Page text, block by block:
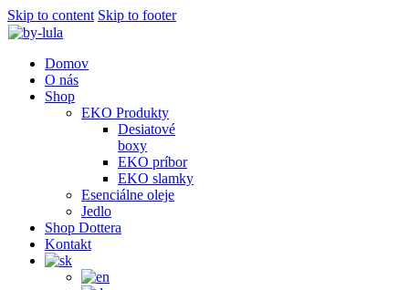
Skip to content Skip to footer
Domov
O nás
Shop
EKO Produkty
Desiatové
boxy
EKO príbor
EKO slamky
Esenciálne oleje
Jedlo
Shop Dottera
Kontakt